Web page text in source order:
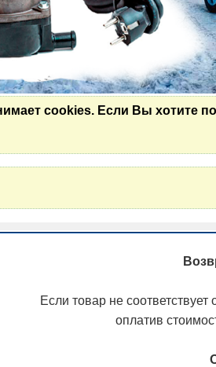
cookies. Если Вы хотите
Если товар не
оплатив